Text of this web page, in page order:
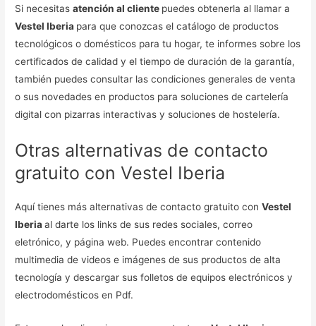
Si necesitasatención al cliente puedes obtenerla al llamar a
Vestel Iberia para que conozcas el catálogo de productos
tecnológicos o domésticos para tu hogar, te informes sobre los
certificados de calidad y el tiempo de duración de la garantía,
también puedes consultar las condiciones generales de venta
o sus novedades en productos para soluciones de cartelería
digital con pizarras interactivas y soluciones de hostelería.
Otras alternativas de contacto
gratuito con Vestel Iberia
Aquí tienes más alternativas de contacto gratuito conVestel
Iberiaal darte los links de sus redes sociales, correo
eletrónico, y página web. Puedes encontrar contenido
multimedia de videos e imágenes de sus productos de alta
tecnología y descargar sus folletos de equipos electrónicos y
electrodomésticos en Pdf.